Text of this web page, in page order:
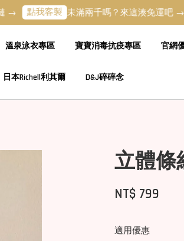
客製 未滿兩千嗎？來這湊免運吧 → 湊免
溫泉泳衣專區 寶寶消毒抗疫專區 官網
日本Richell利其爾 D&J碎碎念
立體條
NT$ 799
適用優惠